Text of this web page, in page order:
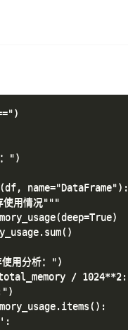
")
name="DataFrame"):
用情况"""
用分析：")
/